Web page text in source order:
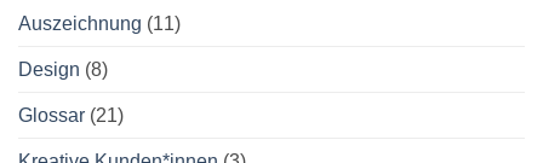
Set
Auszeichnung (11)
Design (8)
Glossar (21)